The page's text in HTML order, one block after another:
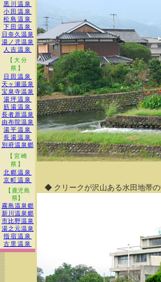
黒川温泉
小田温泉
松島温泉
下田温泉
日奈久温泉
湯ノ児温泉
人吉温泉
【大分
県】
日田温泉
天ヶ瀬温泉
宝泉寺温泉
湯坪温泉
筋湯温泉
長者原温泉
由布院温泉
湯平温泉
長湯温泉
別府温泉郷
【宮崎
県】
北郷温泉
京町温泉
【鹿児島
県】
霧島温泉郷
新川温泉郷
市比野温泉
湯之元温泉
指宿温泉
古里温泉
◆ クリークが沢山ある水田地帯の